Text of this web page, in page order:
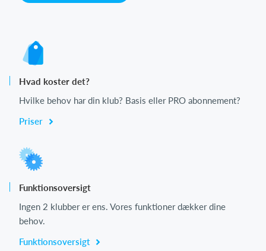
Hvad koster det?
Hvilke behov har din klub? Basis eller PRO abonnement?
Priser
Funktionsoversigt
Ingen 2 klubber er ens. Vores funktioner dækker dine
behov.
Funktionsoversigt